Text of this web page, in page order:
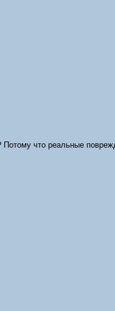
Потому что реальные